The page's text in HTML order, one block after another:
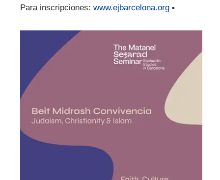
Para inscripciones: www.ejbarcelona.org▪